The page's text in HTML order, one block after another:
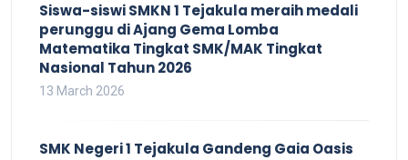
Siswa-siswi SMKN 1 Tejakula meraih medali
perunggu di Ajang Gema Lomba
Matematika Tingkat SMK/MAK Tingkat
Nasional Tahun 2026
13 March 2026
SMK Negeri 1 Tejakula Gandeng Gaia Oasis